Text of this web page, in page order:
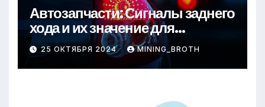
Автозапчасти: Сигналы заднего
хода и их значение для
безопасности на дороге
25 ОКТЯБРЯ 2024 MINING_BROTH